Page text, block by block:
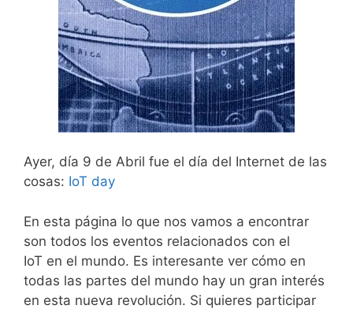
Ayer, día 9 de Abril fue el día del Internet de las
cosas: IoT day
En esta página lo que nos vamos a encontrar
son todos los eventos relacionados con el
IoT en el mundo. Es interesante ver cómo en
todas las partes del mundo hay un gran interés
en esta nueva revolución. Si quieres participar